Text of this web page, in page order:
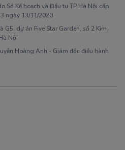
Sở Kế hoạch và Đầu tư TP Hà Nội cấp
ngày 13/11/2020
G5, dự án Five Star Garden, số 2 Kim
Nội
Hoàng Anh - Giám đốc điều hành